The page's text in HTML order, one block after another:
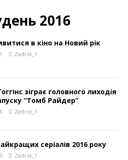
2016
в кіно на Новий рік
Zadrot_1
зіграє головного лиходія
“Томб Райдер”
Zadrot_1
серіалів 2016 року
Zadrot_1